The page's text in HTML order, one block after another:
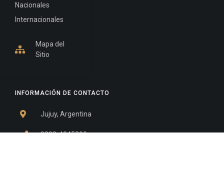
INFORMACIÓN DE CONTACTO
Jujuy, Argentina
0388-4245300
Nacionales
Internacionales
Mapa del
Sitio